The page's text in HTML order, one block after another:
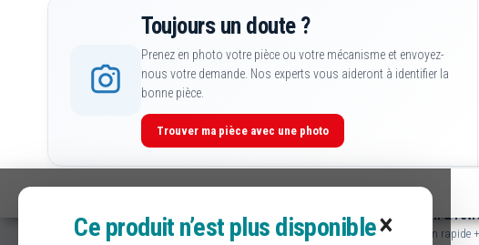
Toujours un doute ?
Prenez en photo votre pièce ou votre mécanisme et envoyez-
nous votre demande. Nos experts vous aideront à identifier la
bonne pièce.
Trouver ma pièce avec une photo
×
Ce produit n’est plus disponible
Paiement sécurisé
CB, Visa, Mastercard, PayPal, virement
Livraison &
Expédition rapide